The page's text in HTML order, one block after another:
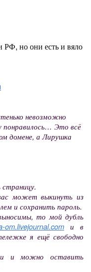
РФ, но они есть и вяло
невозможно
Это всё
домене, а Лирушка
может выкинуть из
и сохранить пароль.
то мой дубль
om.livejournal.com и в
я ещё свободно
и можно оставить